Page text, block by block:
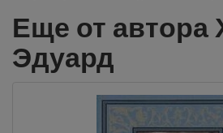
Еще от автора
Эдуард